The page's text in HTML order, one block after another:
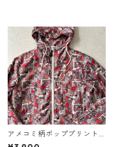
アメコミ柄ポッププリント
ナイロンダブルジップパー